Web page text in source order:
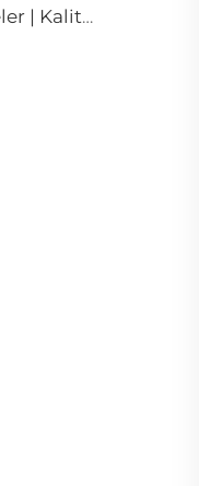
Şık Damasko Metinilleri ve Perdeler | Kaliteli Damasko Malzeme Dokuması